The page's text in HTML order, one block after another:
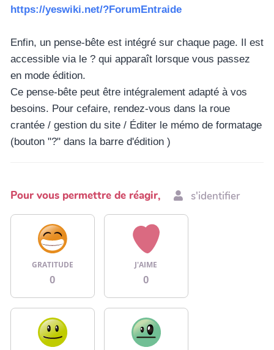
https://yeswiki.net/?ForumEntraide
Enfin, un pense-bête est intégré sur chaque page. Il est
accessible via le ? qui apparaît lorsque vous passez
en mode édition.
Ce pense-bête peut être intégralement adapté à vos
besoins. Pour cefaire, rendez-vous dans la roue
crantée / gestion du site / Éditer le mémo de formatage
(bouton "?" dans la barre d'édition )
Pour vous permettre de réagir, s'identifier
GRATITUDE
0
J'AIME
0